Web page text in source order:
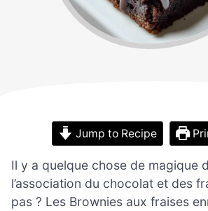
Jump to Recipe
Il y a quelque chose de magique
l’association du chocolat et des
pas ? Les Brownies aux fraises